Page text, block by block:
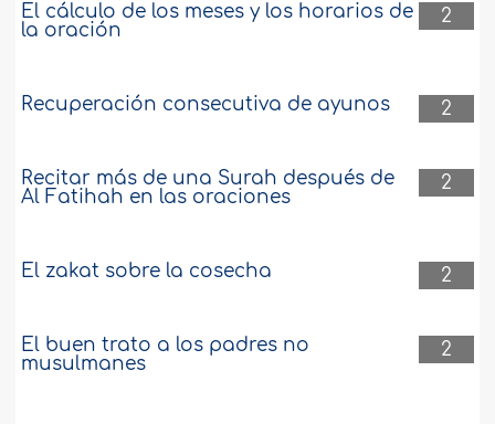
2
El cálculo de los meses y los horarios de
la oración
2
Recuperación consecutiva de ayunos
2
Recitar más de una Surah después de
Al Fatihah en las oraciones
2
El zakat sobre la cosecha
2
El buen trato a los padres no
musulmanes